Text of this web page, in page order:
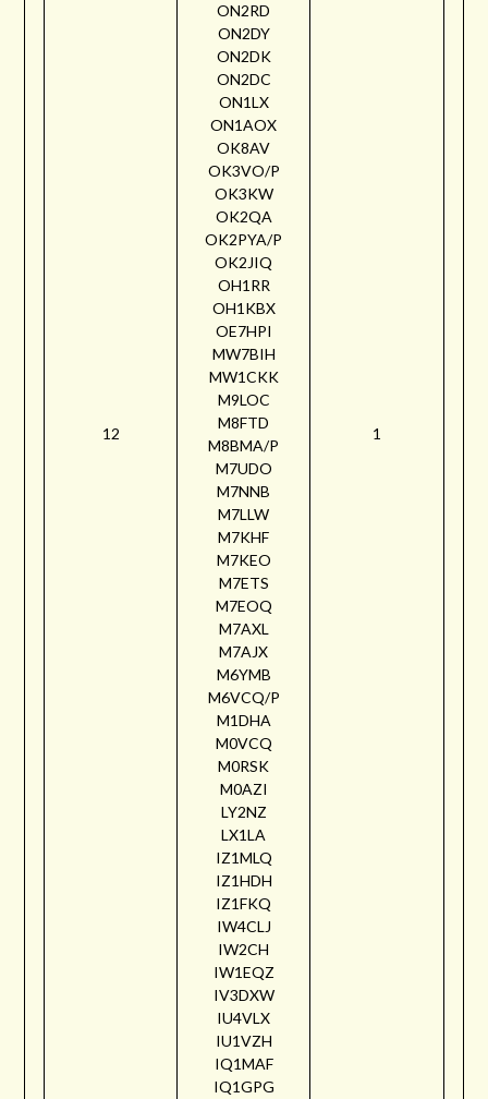
12
ON2RD
ON2DY
ON2DK
ON2DC
ON1LX
ON1AOX
OK8AV
OK3VO/P
OK3KW
OK2QA
OK2PYA/P
OK2JIQ
OH1RR
OH1KBX
OE7HPI
MW7BIH
MW1CKK
M9LOC
M8FTD
M8BMA/P
M7UDO
M7NNB
M7LLW
M7KHF
M7KEO
M7ETS
M7EOQ
M7AXL
M7AJX
M6YMB
M6VCQ/P
M1DHA
M0VCQ
M0RSK
M0AZI
LY2NZ
LX1LA
IZ1MLQ
IZ1HDH
IZ1FKQ
IW4CLJ
IW2CH
IW1EQZ
IV3DXW
IU4VLX
IU1VZH
IQ1MAF
IQ1GPG
1